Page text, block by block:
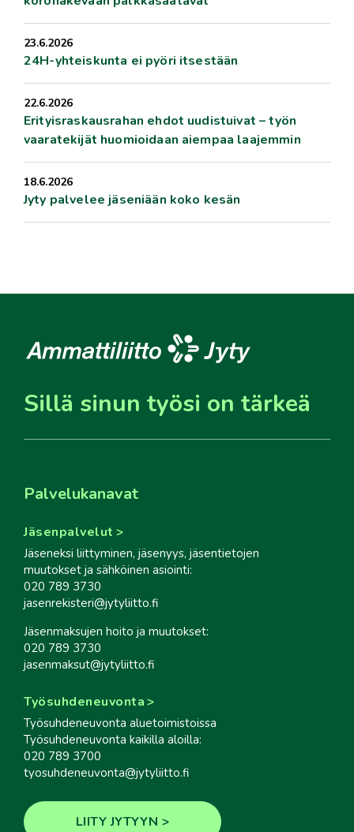
23.6.2026
24H-yhteiskunta ei pyöri itsestään
22.6.2026
Erityisraskausrahan ehdot uudistuivat – työn
vaaratekijät huomioidaan aiempaa laajemmin
18.6.2026
Jyty palvelee jäseniään koko kesän
Sillä sinun työsi on tärkeä
Palvelukanavat
Jäsenpalvelut
Jäseneksi liittyminen, jäsenyys, jäsentietojen
muutokset ja sähköinen asiointi:
020 789 3730
jasenrekisteri@jytyliitto.fi
Jäsenmaksujen hoito ja muutokset:
020 789 3730
jasenmaksut@jytyliitto.fi
Työsuhdeneuvonta
Työsuhdeneuvonta aluetoimistoissa
Työsuhdeneuvonta kaikilla aloilla:
020 789 3700
tyosuhdeneuvonta@jytyliitto.fi
LIITY JYTYYN